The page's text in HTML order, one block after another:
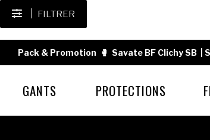
FILTRER
Pack & Promotion 🥊 Savate BF Clichy SB
GANTS PROTECTIONS